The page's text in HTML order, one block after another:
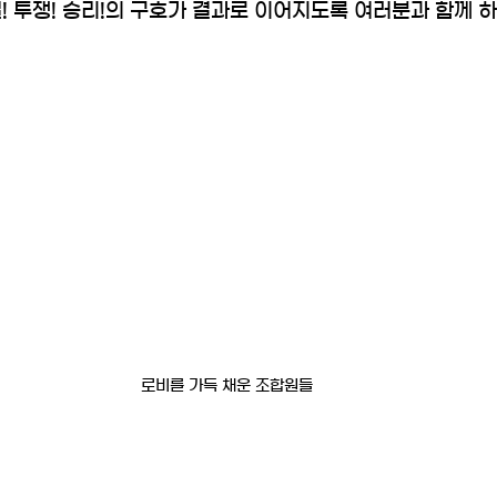
투쟁! 승리!의 구호가 결과로 이어지도록 여러분과 함께
로비를 가득 채운 조합원들